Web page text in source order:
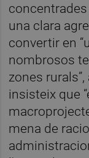
una clara
convertir en
nombrosos
zones
insisteix que
mena de